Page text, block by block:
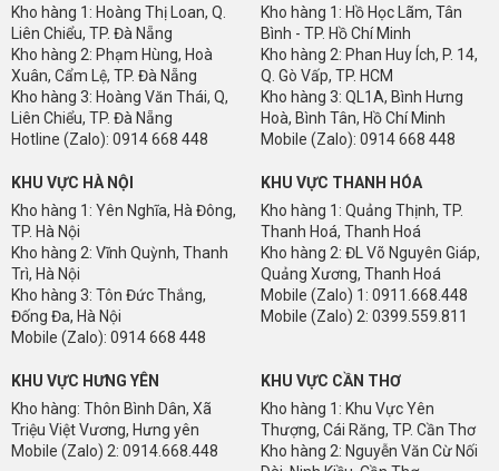
Kho hàng 1: Hoàng Thị Loan, Q.
Liên Chiểu, TP. Đà Nẵng
Kho hàng 2: Phạm Hùng, Hoà
Xuân, Cẩm Lệ, TP. Đà Nẵng
Kho hàng 3: Hoàng Văn Thái, Q,
Liên Chiểu, TP. Đà Nẵng
Hotline (Zalo): 0914 668 448
Kho hàng 1: Hồ Học Lãm, Tân
Bình - TP. Hồ Chí Minh
Kho hàng 2: Phan Huy Ích, P. 14,
Q. Gò Vấp, TP. HCM
Kho hàng 3: QL1A, Bình Hưng
Hoà, Bình Tân, Hồ Chí Minh
Mobile (Zalo): 0914 668 448
KHU VỰC HÀ NỘI
Kho hàng 1: Yên Nghĩa, Hà Đông,
TP. Hà Nội
Kho hàng 2: Vĩnh Quỳnh, Thanh
Trì, Hà Nội
Kho hàng 3: Tôn Đức Thắng,
Đống Đa, Hà Nội
Mobile (Zalo): 0914 668 448
KHU VỰC THANH HÓA
Kho hàng 1: Quảng Thịnh, TP.
Thanh Hoá, Thanh Hoá
Kho hàng 2: ĐL Võ Nguyên Giáp,
Quảng Xương, Thanh Hoá
Mobile (Zalo) 1: 0911.668.448
Mobile (Zalo) 2: 0399.559.811
KHU VỰC HƯNG YÊN
Kho hàng: Thôn Bình Dân, Xã
Triệu Việt Vương, Hưng yên
Mobile (Zalo) 2: 0914.668.448
KHU VỰC CẦN THƠ
Kho hàng 1: Khu Vực Yên
Thượng, Cái Răng, TP. Cần Thơ
Kho hàng 2: Nguyễn Văn Cừ Nối